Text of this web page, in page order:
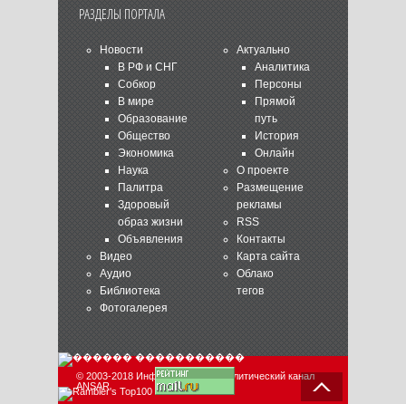
РАЗДЕЛЫ ПОРТАЛА
Новости
В РФ и СНГ
Собкор
В мире
Образование
Общество
Экономика
Наука
Палитра
Здоровый
образ жизни
Объявления
Видео
Аудио
Библиотека
Фотогалерея
Актуально
Аналитика
Персоны
Прямой
путь
История
Онлайн
О проекте
Размещение
рекламы
RSS
Контакты
Карта сайта
Облако
тегов
© 2003-2018 Информационно-аналитический канал
ANSAR